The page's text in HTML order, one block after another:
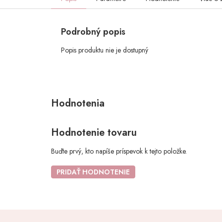
Podrobný popis
Popis produktu nie je dostupný
Hodnotenie tovaru
Buďte prvý, kto napíše príspevok k tejto položke.
PRIDAŤ HODNOTENIE